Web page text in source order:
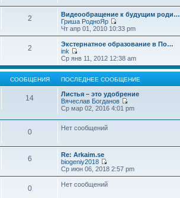
м
у
о
о
б
е
н
ю
л
е
д
н
е
у
о
о
б
щ
н
ю
2
Видеообращение к будущим роди…
Гриша РодноЯр
П
е
р
е
й
т
и
к
о
с
л
е
д
у
о
б
Чт апр 01, 2010 10:33 pm
2
Экстернатное образование в По…
ink
П
е
р
е
й
т
и
к
п
о
с
д
н
е
м
у
с
Ср янв 11, 2012 12:38 am
СООБЩЕНИЯ ПОСЛЕДНЕЕ СООБЩЕНИЕ
14
Листья – это удобрение
Вячеслав Богданов
П
р
и
о
с
Ср мар 02, 2016 4:01 pm
0 Нет сообщений
6
Re: Arkaim.se
biogeniy2018
П
е
р
е
Ср июн 06, 2018 2:57 pm
0 Нет сообщений